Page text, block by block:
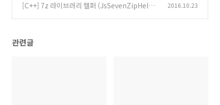
[C++] 7z 라이브러리 헬퍼 (JsSevenZipHelpe
2016.10.23
관련글